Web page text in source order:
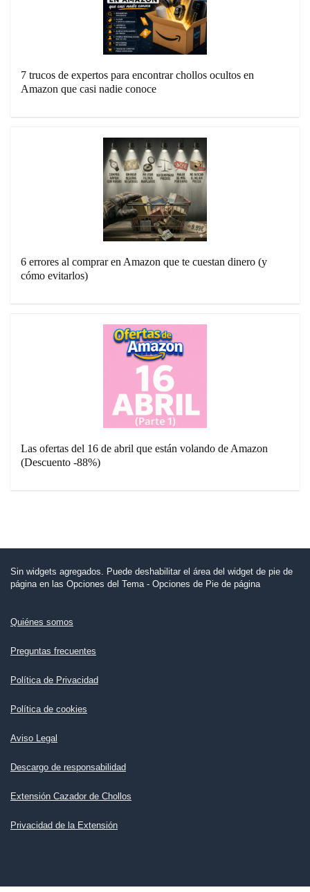
7 trucos de expertos para encontrar chollos ocultos en
Amazon que casi nadie conoce
6 errores al comprar en Amazon que te cuestan dinero (y
cómo evitarlos)
Las ofertas del 16 de abril que están volando de Amazon
(Descuento -88%)
Sin widgets agregados. Puede deshabilitar el área del widget de pie de
página en las Opciones del Tema - Opciones de Pie de página
Quiénes somos
Preguntas frecuentes
Política de Privacidad
Política de cookies
Aviso Legal
Descargo de responsabilidad
Extensión Cazador de Chollos
Privacidad de la Extensión